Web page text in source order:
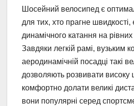
Шосейний велосипед є
для тих, хто прагне швидкості,
динамічного катання на
Завдяки легкій рамі, вузьким
аеродинамічній посадці такі
дозволяють розвивати високу
комфортно долати великі
вони популярні серед